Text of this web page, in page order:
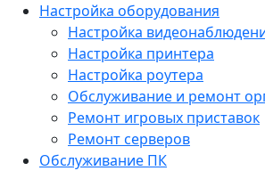
Настройка оборудования
Настройка
Настройка принтера
Настройка роутера
Обслуживание и ремонт
Ремонт игровых приставок
Ремонт серверов
Обслуживание ПК